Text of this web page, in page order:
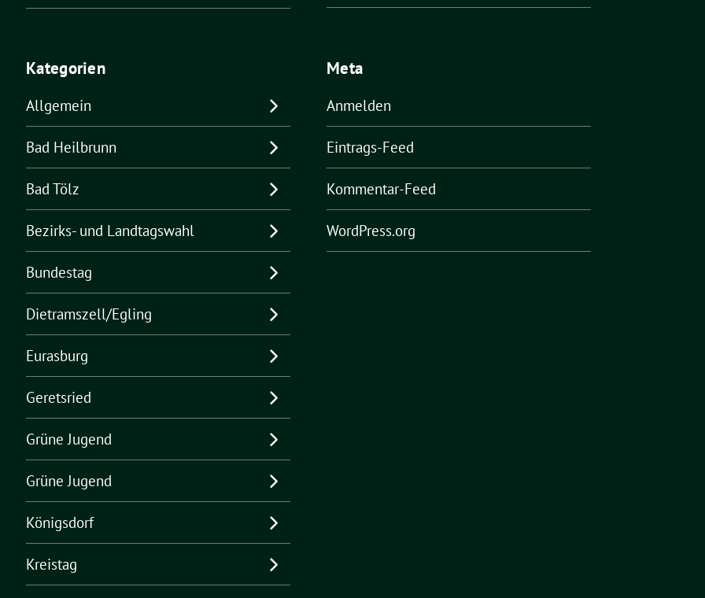
Kategorien
Allgemein
Bad Heilbrunn
Bad Tölz
Bezirks- und Landtagswahl
Bundestag
Dietramszell/Egling
Eurasburg
Geretsried
Grüne Jugend
Grüne Jugend
Königsdorf
Kreistag
Meta
Anmelden
Eintrags-Feed
Kommentar-Feed
WordPress.org